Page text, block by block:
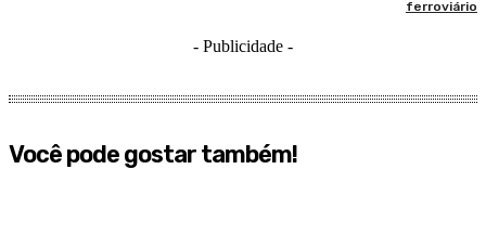
ferroviário
- Publicidade -
Você pode gostar também!